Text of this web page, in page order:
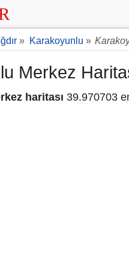
Iğdır » Karakoyunlu »
Merkez
haritası 39.970703